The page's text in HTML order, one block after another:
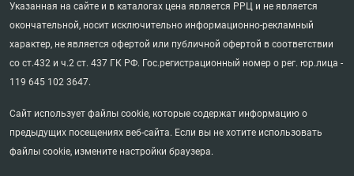
Указанная на сайте и в каталогах цена является РРЦ и не является
окончательной, носит исключительно информационно-рекламный
характер, не является офертой или публичной офертой в соответствии
со ст.432 и ч.2 ст. 437 ГК РФ. Гос.регистрационный номер о рег. юр.лица -
119 645 102 3647.
Сайт использует файлы cookie, которые содержат информацию о
предыдущих посещениях веб-сайта. Если вы не хотите использовать
файлы cookie, измените настройки браузера.